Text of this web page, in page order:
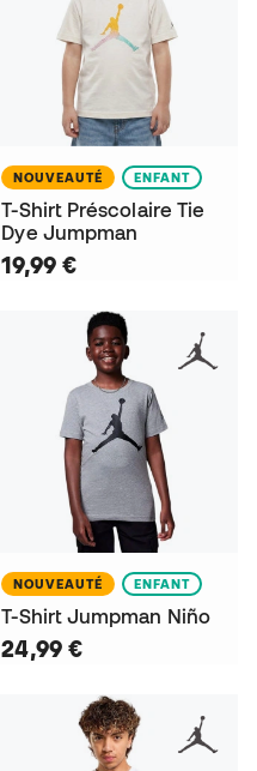
NOUVEAUTÉ ENFANT
T-Shirt Préscolaire Tie
Dye Jumpman
19,99 €
NOUVEAUTÉ ENFANT
T-Shirt Jumpman Niño
24,99 €